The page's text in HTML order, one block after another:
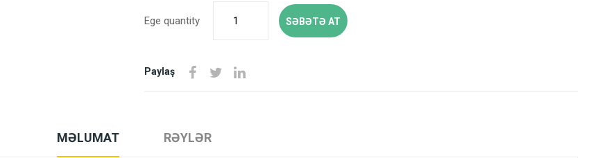
Ege quantity SƏBƏTƏ AT
Paylaş
MƏLUMAT RƏYLƏR